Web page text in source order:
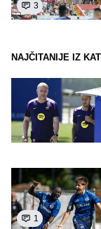
3
NAJČITANIJE IZ
1